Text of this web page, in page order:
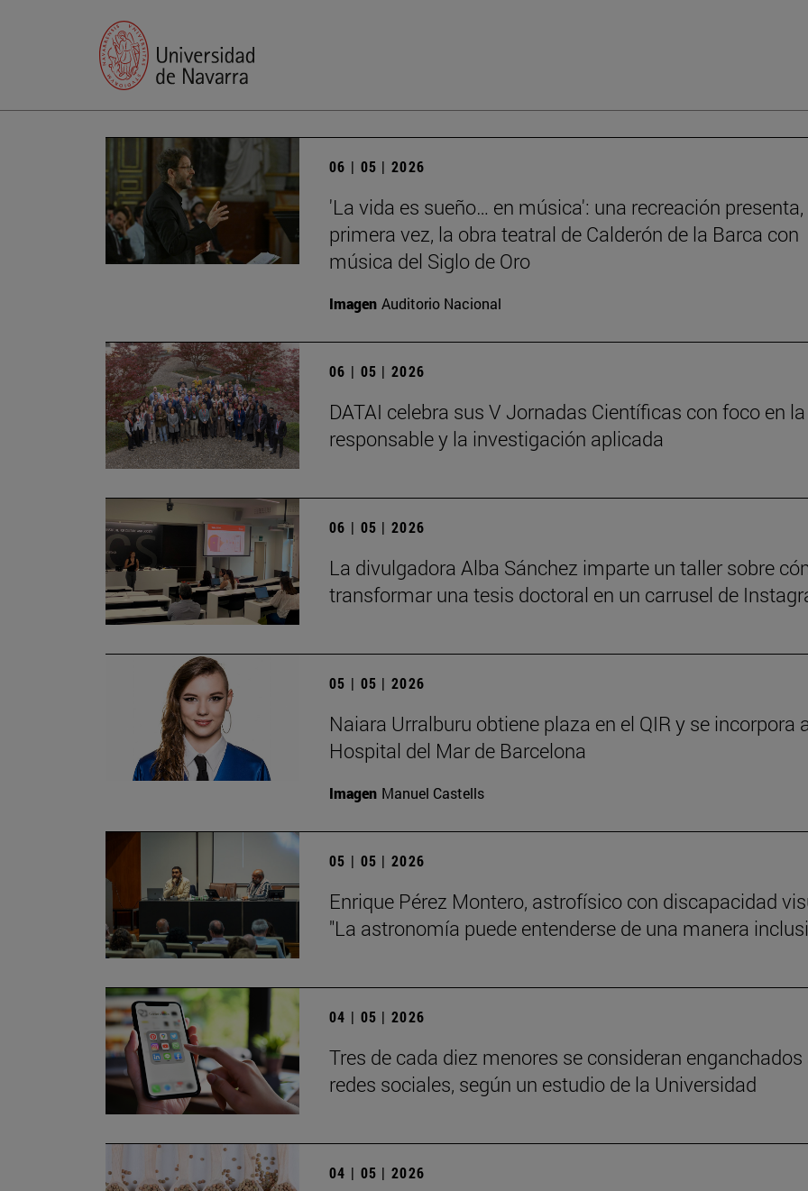
06 | 05 | 2026
'La vida es sueño… en música': una recreación
primera vez, la obra teatral de Calderón de la Barca con
música del Siglo de Oro
Imagen Auditorio Nacional
06 | 05 | 2026
DATAI celebra sus V Jornadas Científicas con foco en
responsable y la investigación aplicada
06 | 05 | 2026
La divulgadora Alba Sánchez imparte un taller sobre
transformar una tesis doctoral en un carrusel de
05 | 05 | 2026
Naiara Urralburu obtiene plaza en el QIR y se incorpora
Hospital del Mar de Barcelona
Imagen Manuel Castells
05 | 05 | 2026
Enrique Pérez Montero, astrofísico con discapacidad
"La astronomía puede entenderse de una manera
04 | 05 | 2026
Tres de cada diez menores se consideran enganchados
redes sociales, según un estudio de la Universidad
04 | 05 | 2026